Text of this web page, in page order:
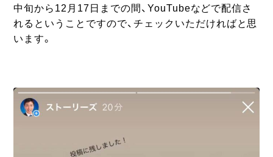
中旬から12月17日までの間、YouTubeなどで配信さ
れるということですので、チェックいただければと思
います。